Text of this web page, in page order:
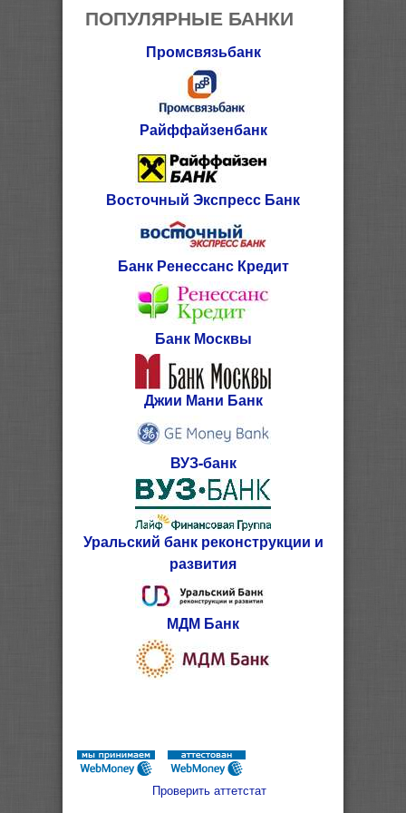
ПОПУЛЯРНЫЕ БАНКИ
Промсвязьбанк
Райффайзенбанк
Восточный Экспресс Банк
Банк Ренессанс Кредит
Банк Москвы
Джии Мани Банк
ВУЗ-банк
Уральский банк реконструкции и
развития
МДМ Банк
Проверить аттетстат